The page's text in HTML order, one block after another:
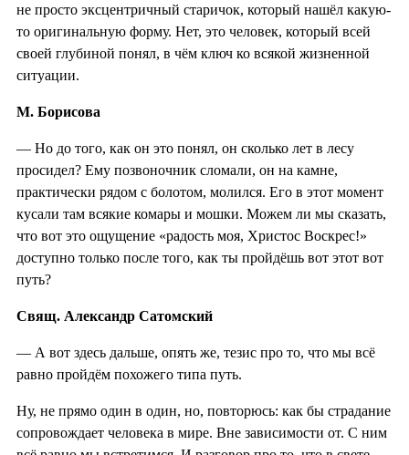
не просто эксцентричный старичок, который нашёл какую-
то оригинальную форму. Нет, это человек, который всей
своей глубиной понял, в чём ключ ко всякой жизненной
ситуации.
М. Борисова
— Но до того, как он это понял, он сколько лет в лесу
просидел? Ему позвоночник сломали, он на камне,
практически рядом с болотом, молился. Его в этот момент
кусали там всякие комары и мошки. Можем ли мы сказать,
что вот это ощущение «радость моя, Христос Воскрес!»
доступно только после того, как ты пройдёшь вот этот вот
путь?
Свящ. Александр Сатомский
— А вот здесь дальше, опять же, тезис про то, что мы всё
равно пройдём похожего типа путь.
Ну, не прямо один в один, но, повторюсь: как бы страдание
сопровождает человека в мире. Вне зависимости от. С ним